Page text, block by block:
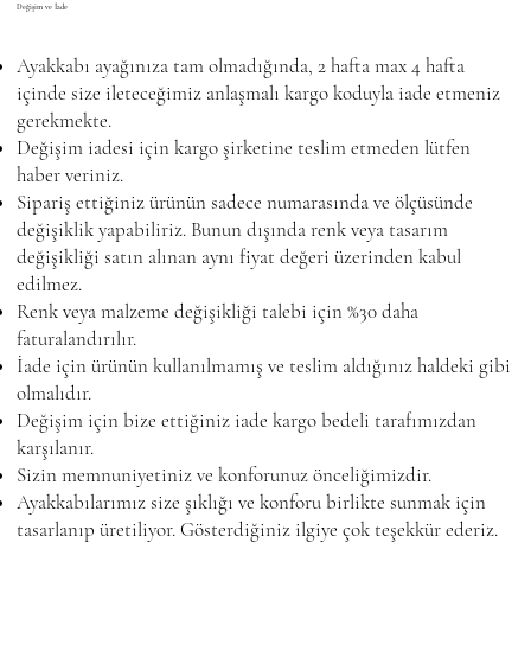
Değişim ve İade
Ayakkabı ayağınıza tam olmadığında, 2 hafta max 4 hafta
içinde size ileteceğimiz anlaşmalı kargo koduyla iade etmeniz
gerekmekte.
Değişim iadesi için kargo şirketine teslim etmeden lütfen
haber veriniz.
Sipariş ettiğiniz ürünün sadece numarasında ve ölçüsünde
değişiklik yapabiliriz. Bunun dışında renk veya tasarım
değişikliği satın alınan aynı fiyat değeri üzerinden kabul
edilmez.
Renk veya malzeme değişikliği talebi için %30 daha
faturalandırılır.
İade için ürünün kullanılmamış ve teslim aldığınız haldeki gibi
olmalıdır.
Değişim için bize ettiğiniz iade kargo bedeli tarafımızdan
karşılanır.
Sizin memnuniyetiniz ve konforunuz önceliğimizdir.
Ayakkabılarımız size şıklığı ve konforu birlikte sunmak için
tasarlanıp üretiliyor. Gösterdiğiniz ilgiye çok teşekkür ederiz.